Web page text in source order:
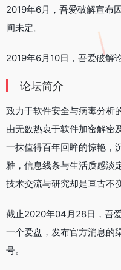
2019年6月，吾爱破解宣布
间未定。
2019年6月10日，吾爱破解
论坛简介
致力于软件安全与病毒分析
由无数热衷于软件加密解密
一抹值得百年回眸的惊艳，
雅，信息线条与生活质感淡
技术交流与研究却是亘古不变
截止2020年04月28日，吾
一个爱盘，发布官方消息的
号。